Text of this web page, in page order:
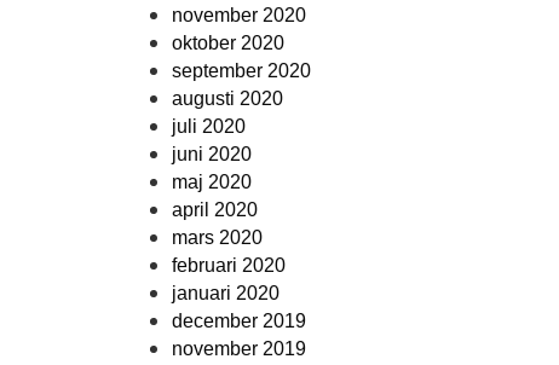
november 2020
oktober 2020
september 2020
augusti 2020
juli 2020
juni 2020
maj 2020
april 2020
mars 2020
februari 2020
januari 2020
december 2019
november 2019